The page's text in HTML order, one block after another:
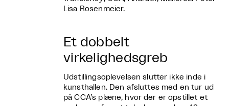
Lisa Rosenmeier.
Et dobbelt
virkelighedsgreb
Udstillingsoplevelsen slutter ikke inde i
kunsthallen. Den afsluttes med en tur ud
på CCA’s plæne, hvor der er opstillet et